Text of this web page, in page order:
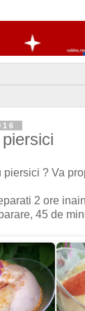
piersici ? Va
2 ore
45 de